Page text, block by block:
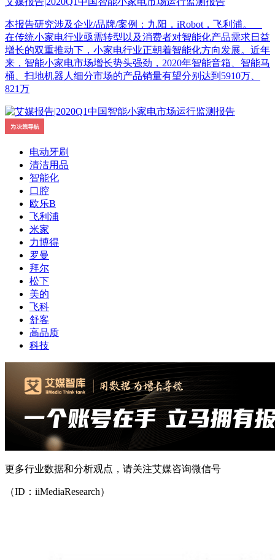
本报告研究涉及企业/品牌/案例：九阳，iRobot，飞利浦。
在传统小家电行业亟需转型以及消费者对智能化产品需求日益
增长的双重推动下，小家电行业正朝着智能化方向发展。近年
来，智能小家电市场增长势头强劲，2020年智能音箱、智能马
桶、扫地机器人细分市场的产品销量有望分别达到5910万、
821万
电动牙刷
清洁用品
智能化
口腔
欧乐B
飞利浦
米家
力博得
罗曼
拜尔
松下
美的
飞科
舒客
高品质
科技
更多行业数据和分析观点，请关注艾媒咨询微信号
（ID：iiMediaResearch）